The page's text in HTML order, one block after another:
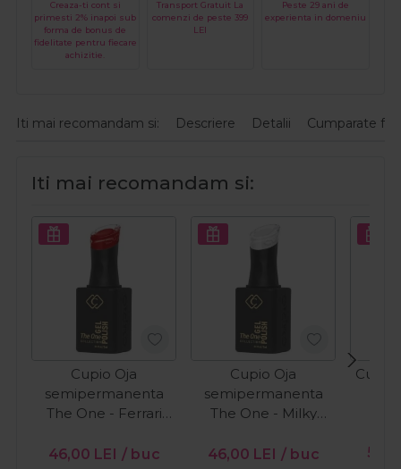
Creaza-ti cont si
primesti 2% inapoi sub
forma de bonus de
fidelitate pentru fiecare
achizitie.
Transport Gratuit La
comenzi de peste 399
LEI
Peste 29 ani de
experienta in domeniu
Iti mai recomandam si: Descriere Detalii Cumparate
Iti mai recomandam si:
Cupio Oja
semipermanenta
The One - Ferrari
46,00 LEI / buc
Cupio Oja
semipermanenta
The One - Milky
46,00 LEI / buc
Cupio